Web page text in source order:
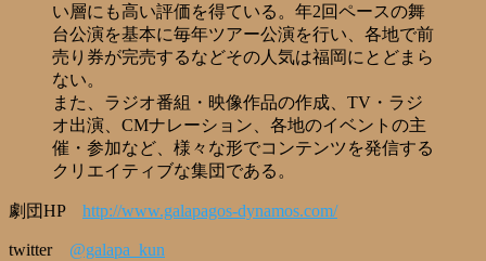
い層にも高い評価を得ている。年2回ペースの舞
台公演を基本に毎年ツアー公演を行い、各地で前
売り券が完売するなどその人気は福岡にとどまら
ない。
また、ラジオ番組・映像作品の作成、TV・ラジ
オ出演、CMナレーション、各地のイベントの主
催・参加など、様々な形でコンテンツを発信する
クリエイティブな集団である。
劇団HP http://www.galapagos-dynamos.com/
twitter @galapa_kun